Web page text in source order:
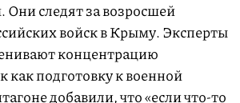
следят за возросшей
войск в Крыму. Эксперты
концентрацию
как подготовку к военной
добавили, что «если что-то